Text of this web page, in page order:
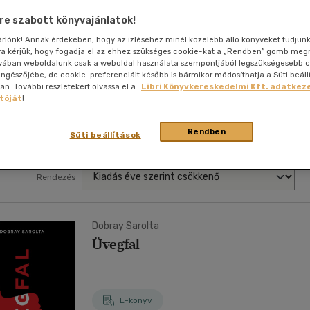
nyelvű
Pénz, gazdaság, üzleti élet
Sport, természetjárás
Tudomány
Utazás
Kaland
Kötelező
olvasmányok-
Természetfilm
Thriller,Pszicho-
thriller
Tv-sorozatok
Térkép
Naptár
Kártya
E-
Kreatív
Rendezés
Dobray Sarolta
Üvegfal
E-könyv
szabott könyvajánlatok!
Annak érdekében, hogy az ízléséhez minél közelebb álló könyveket
kérjük, hogy fogadja el az ehhez szükséges cookie-kat a „Rendben” gomb
weboldalunk csak a weboldal használata szempontjából legszükségesebb
de cookie-preferenciáit később is bármikor módosíthatja a Süti
További részletekért olvassa el a
Libri Könyvkereskedelmi Kft.
!
Rendben
Süti beállítások